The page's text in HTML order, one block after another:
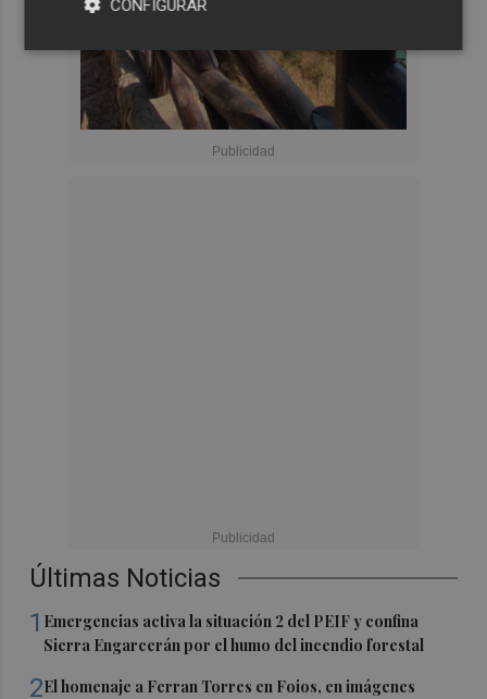
Últimas Noticias
1 Emergencias activa la situación 2 del PEIF y confina
Sierra Engarcerán por el humo del incendio forestal
2El homenaje a Ferran Torres en Foios, en imágenes
CONFIGURAR